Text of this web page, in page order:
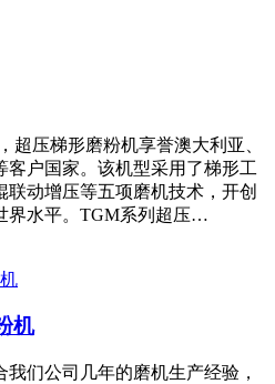
超压梯形磨粉机享誉澳大利亚、
客户国家。该机型采用了梯形工
动增压等五项磨机技术，开创
界水平。TGM系列超压…
机
们公司几年的磨机生产经验，